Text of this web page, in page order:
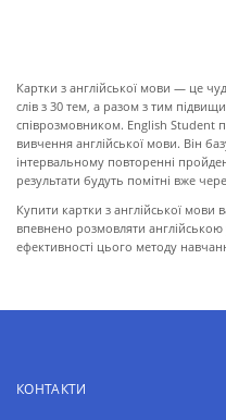
Картки з англійської мови — це
слів з 30 тем, а разом з тим
співрозмовником. English Student
вивчення англійської мови. Він
інтервальному повторенні
результати будуть помітні вже
Купити картки з англійської
впевнено розмовляти англійською
ефективності цього методу
КОНТАКТИ